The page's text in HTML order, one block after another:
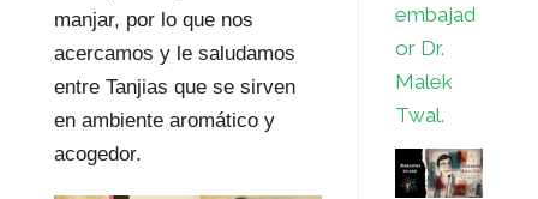
manjar, por lo que nos
acercamos y le saludamos
entre Tanjias que se sirven
en ambiente aromático y
acogedor.
embajad
or Dr.
Malek
Twal.